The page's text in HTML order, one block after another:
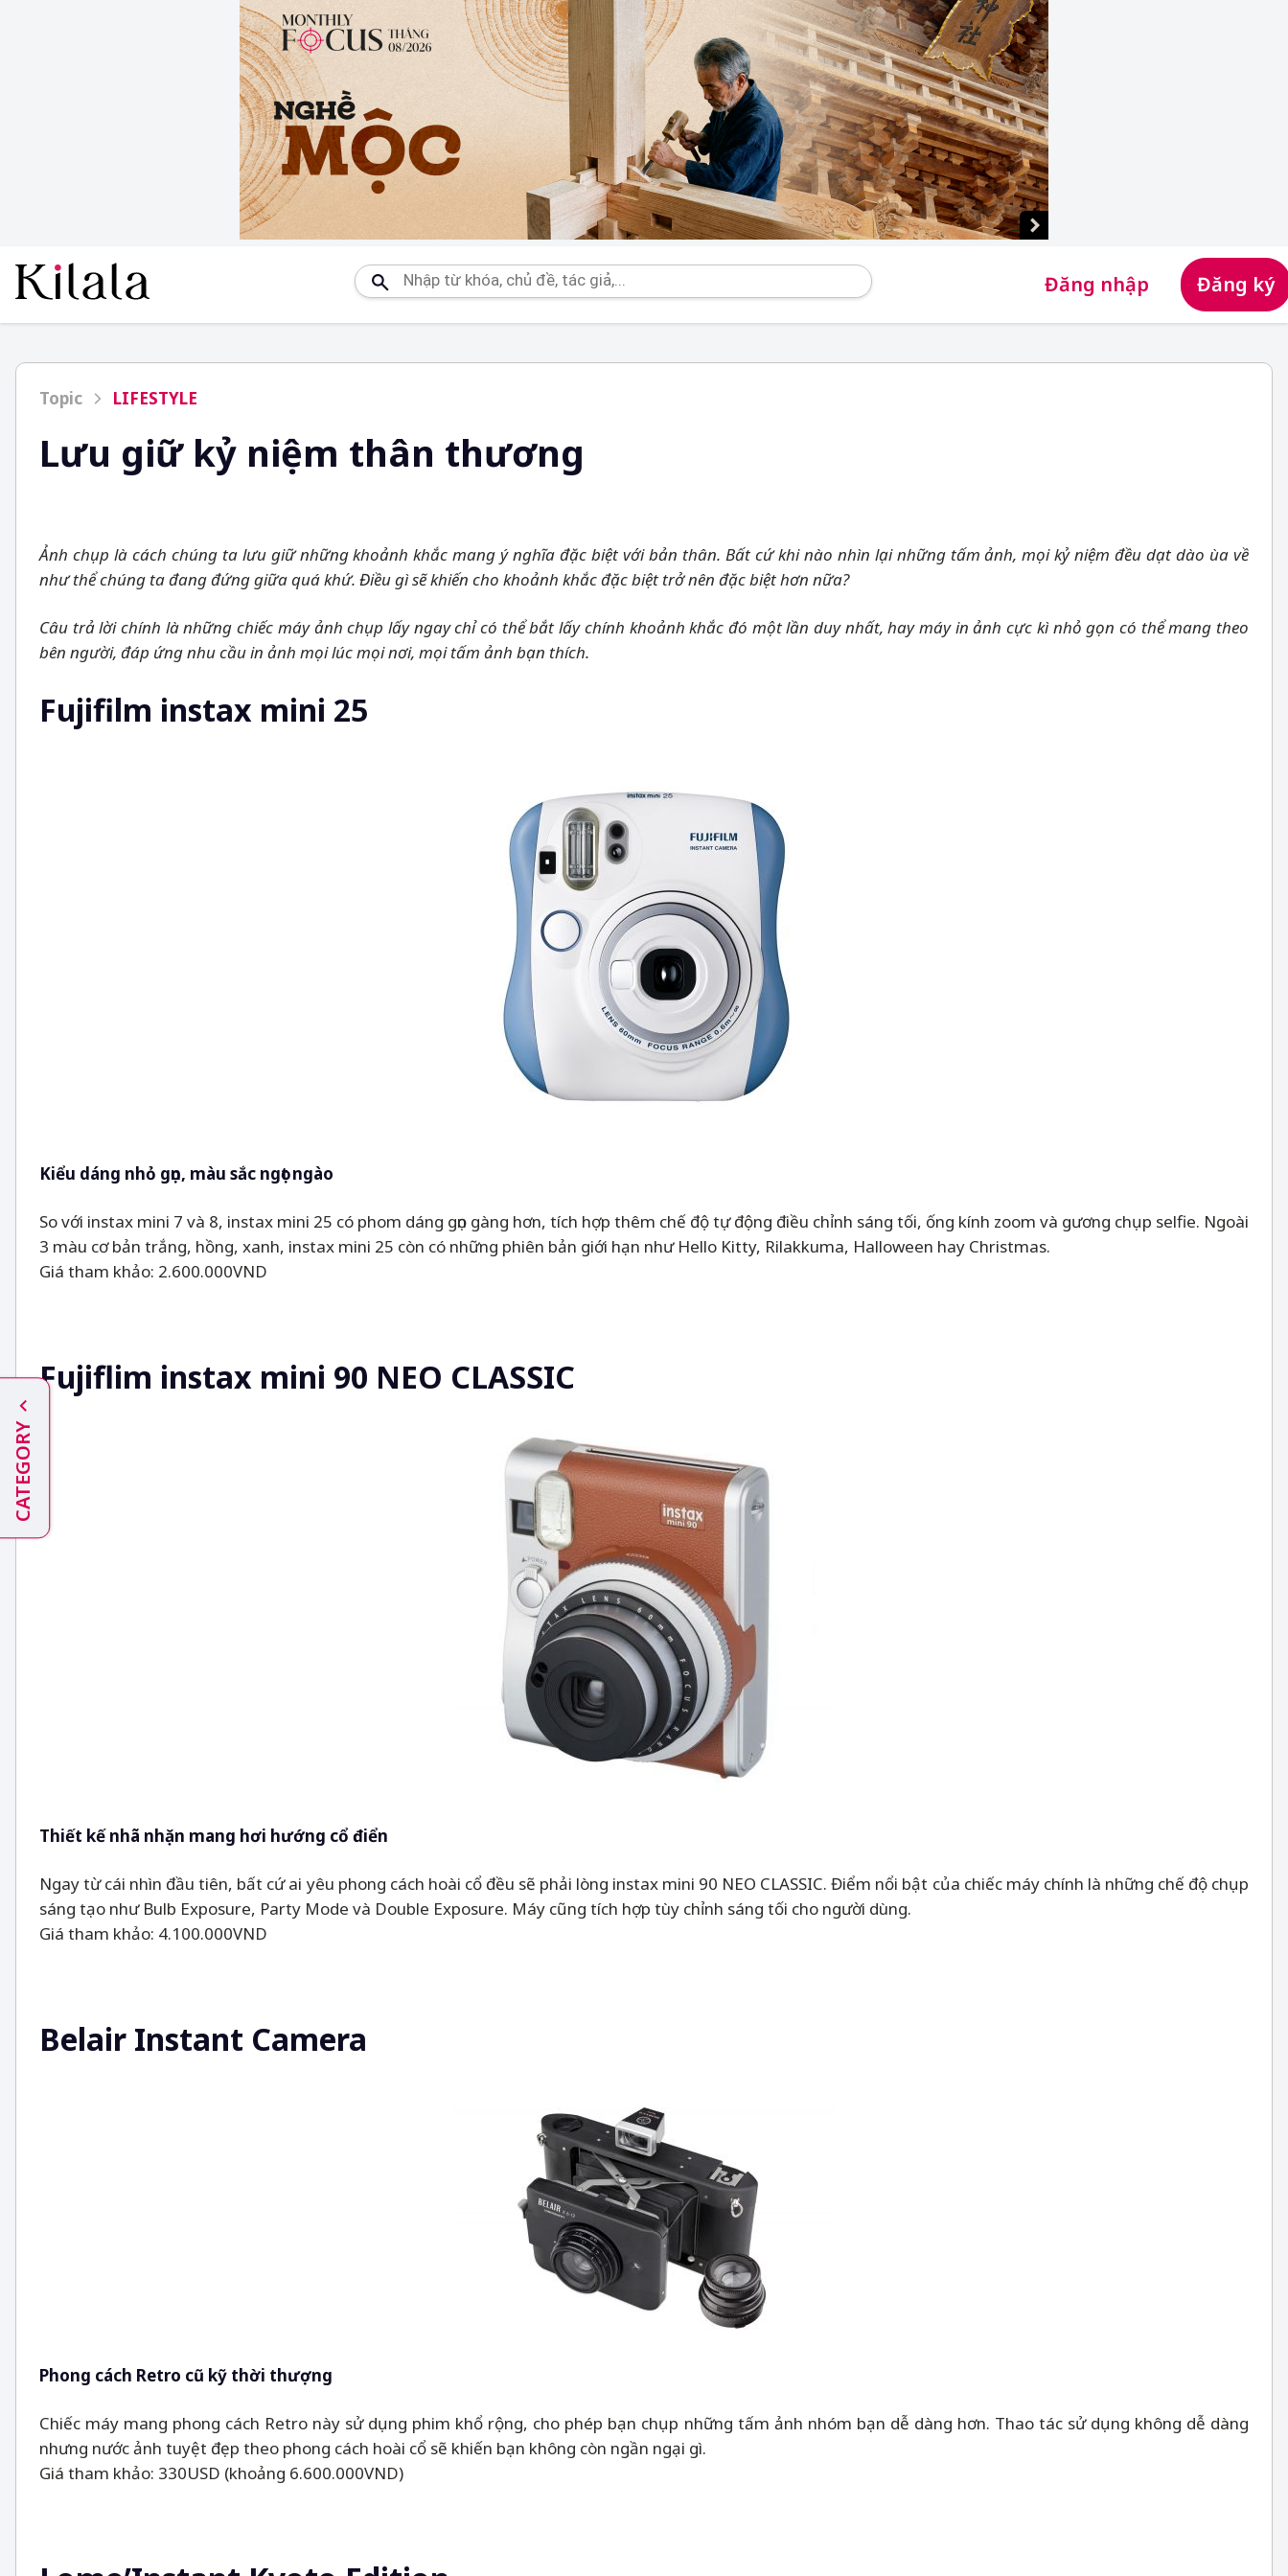
Đăng nhập Đăng ký
Topic LIFESTYLE
Lưu giữ kỷ niệm thân thương
Ảnh chụp là cách chúng ta lưu giữ những khoảnh khắc mang ý nghĩa đặc biệt với bản thân. Bất cứ khi nào nhìn lại những tấm ảnh, mọi kỷ niệm đều dạt dào ùa về
như thể chúng ta đang đứng giữa quá khứ. Điều gì sẽ khiến cho khoảnh khắc đặc biệt trở nên đặc biệt hơn nữa?
Câu trả lời chính là những chiếc máy ảnh chụp lấy ngay chỉ có thể bắt lấy chính khoảnh khắc đó một lần duy nhất, hay máy in ảnh cực kì nhỏ gọn có thể mang theo
bên người, đáp ứng nhu cầu in ảnh mọi lúc mọi nơi, mọi tấm ảnh bạn thích.
Fujifilm instax mini 25
Kiểu dáng nhỏ gọn, màu sắc ngọt ngào
So với instax mini 7 và 8, instax mini 25 có phom dáng gọn gàng hơn, tích hợp thêm chế độ tự động điều chỉnh sáng tối, ống kính zoom và gương chụp selfie. Ngoài
3 màu cơ bản trắng, hồng, xanh, instax mini 25 còn có những phiên bản giới hạn như Hello Kitty, Rilakkuma, Halloween hay Christmas.
Giá tham khảo: 2.600.000VND
Fujiflim instax mini 90 NEO CLASSIC
Thiết kế nhã nhặn mang hơi hướng cổ điển
Ngay từ cái nhìn đầu tiên, bất cứ ai yêu phong cách hoài cổ đều sẽ phải lòng instax mini 90 NEO CLASSIC. Điểm nổi bật của chiếc máy chính là những chế độ chụp
sáng tạo như Bulb Exposure, Party Mode và Double Exposure. Máy cũng tích hợp tùy chỉnh sáng tối cho người dùng.
Giá tham khảo: 4.100.000VND
Belair Instant Camera
Phong cách Retro cũ kỹ thời thượng
Chiếc máy mang phong cách Retro này sử dụng phim khổ rộng, cho phép bạn chụp những tấm ảnh nhóm bạn dễ dàng hơn. Thao tác sử dụng không dễ dàng
nhưng nước ảnh tuyệt đẹp theo phong cách hoài cổ sẽ khiến bạn không còn ngần ngại gì.
Giá tham khảo: 330USD (khoảng 6.600.000VND)
CATEGORY